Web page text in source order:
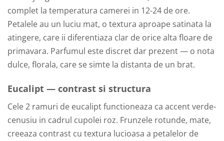
complet la temperatura camerei in 12-24 de ore.
Petalele au un luciu mat, o textura aproape satinata la
atingere, care ii diferentiaza clar de orice alta floare de
primavara. Parfumul este discret dar prezent — o nota
dulce, florala, care se simte la distanta de un brat.
Eucalipt — contrast si structura
Cele 2 ramuri de eucalipt functioneaza ca accent verde-
cenusiu in cadrul cupolei roz. Frunzele rotunde, mate,
creeaza contrast cu textura lucioasa a petalelor de